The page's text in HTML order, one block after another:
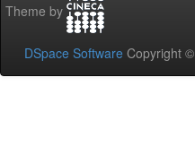
Theme by
DSpace Software Copyright